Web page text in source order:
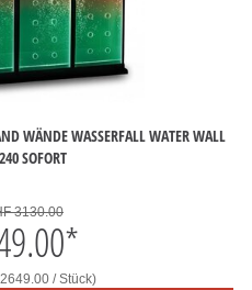
WÄNDE WASSERFALL WATER WALL
SOFORT
3130.00
*
/ Stück)